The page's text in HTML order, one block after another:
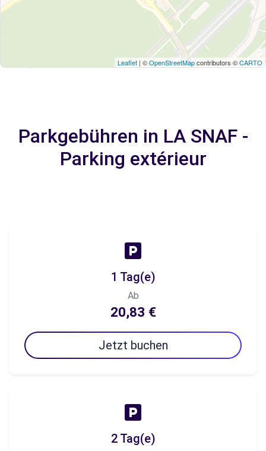
Leaflet | ©OpenStreetMapcontributors ©CARTO
Parkgebühren in LA SNAF -
Parking extérieur
1 Tag(e)
Ab
20,83 €
Jetzt buchen
2 Tag(e)